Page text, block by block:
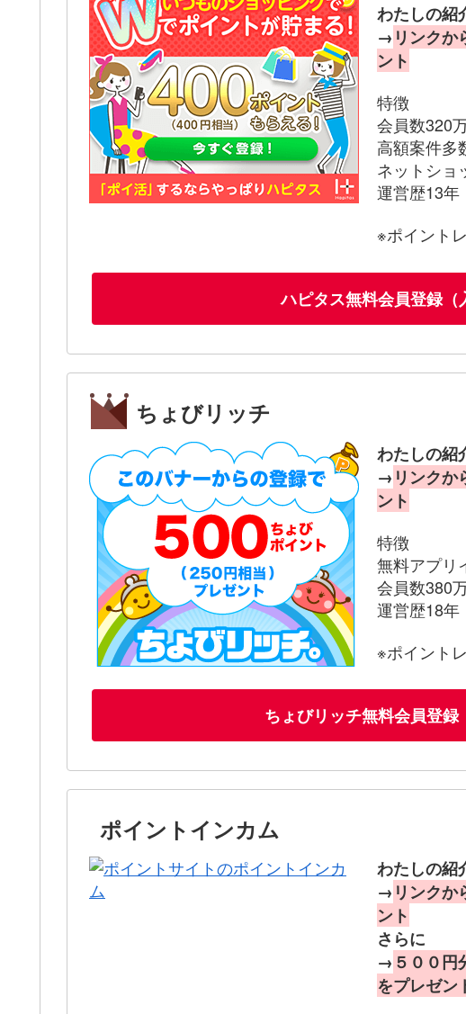
わたしの紹
→ リンク
ント
特徴
会員数320
高額案件多
ネットショ
運営歴13年
※ポイント
ハピタス無料会員登録（
ちょびリッチ
わたしの紹
→ リンク
ント
特徴
無料アプリ
会員数380
運営歴18年
※ポイント
ちょびリッチ無料会員登録
ポイントインカム
わたしの紹
→ リンク
ント
さらに
→ ５００円
をプレゼン